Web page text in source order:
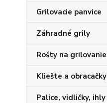
Grilovacie panvice
Záhradné grily
Rošty na grilovanie
Kliešte a obracačky
Palice, vidličky, ihly